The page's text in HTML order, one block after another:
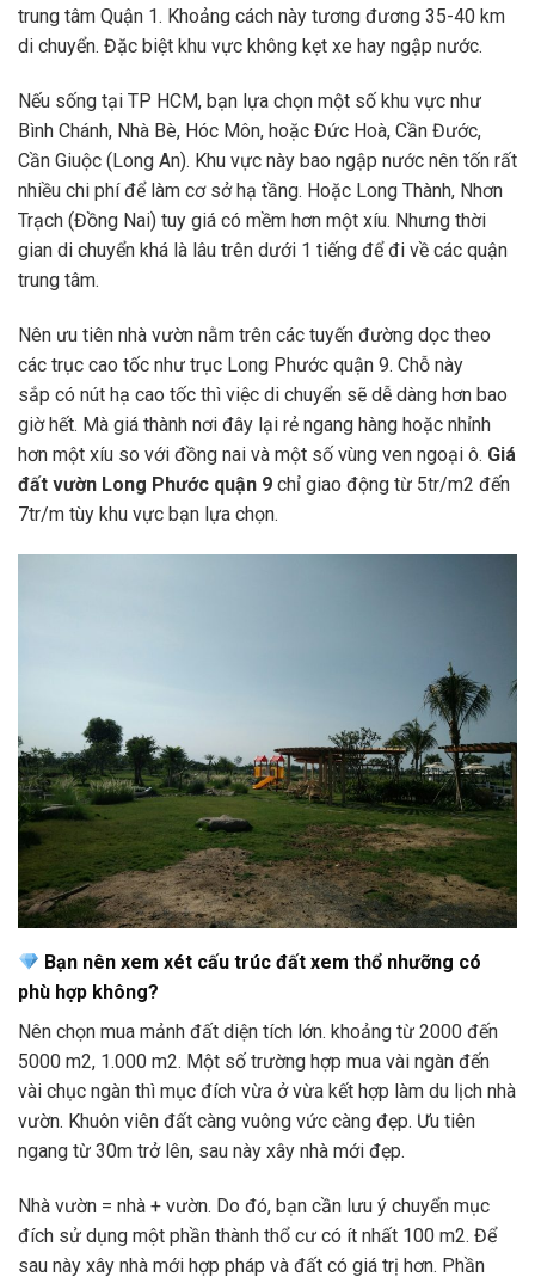
trung tâm Quận 1. Khoảng cách này tương đương 35-40 km
di chuyển. Đặc biệt khu vực không kẹt xe hay ngập nước.
Nếu sống tại TP HCM, bạn lựa chọn một số khu vực như
Bình Chánh, Nhà Bè, Hóc Môn, hoặc Đức Hoà, Cần Đước,
Cần Giuộc (Long An). Khu vực này bao ngập nước nên tốn rất
nhiều chi phí để làm cơ sở hạ tầng. Hoặc Long Thành, Nhơn
Trạch (Đồng Nai) tuy giá có mềm hơn một xíu. Nhưng thời
gian di chuyển khá là lâu trên dưới 1 tiếng để đi về các quận
trung tâm.
Nên ưu tiên nhà vườn nằm trên các tuyến đường dọc theo
các trục cao tốc như trục Long Phước quận 9. Chỗ này
sắp có nút hạ cao tốc thì việc di chuyển sẽ dễ dàng hơn bao
giờ hết. Mà giá thành nơi đây lại rẻ ngang hàng hoặc nhỉnh
hơn một xíu so với đồng nai và một số vùng ven ngoại ô. Giá
đất vườn Long Phước quận 9 chỉ giao động từ 5tr/m2 đến
7tr/m tùy khu vực bạn lựa chọn.
Bạn nên xem xét cấu trúc đất xem thổ nhưỡng có
phù hợp không?
Nên chọn mua mảnh đất diện tích lớn. khoảng từ 2000 đến
5000 m2, 1.000 m2. Một số trường hợp mua vài ngàn đến
vài chục ngàn thì mục đích vừa ở vừa kết hợp làm du lịch nhà
vườn. Khuôn viên đất càng vuông vức càng đẹp. Ưu tiên
ngang từ 30m trở lên, sau này xây nhà mới đẹp.
Nhà vườn = nhà + vườn. Do đó, bạn cần lưu ý chuyển mục
đích sử dụng một phần thành thổ cư có ít nhất 100 m2. Để
sau này xây nhà mới hợp pháp và đất có giá trị hơn. Phần